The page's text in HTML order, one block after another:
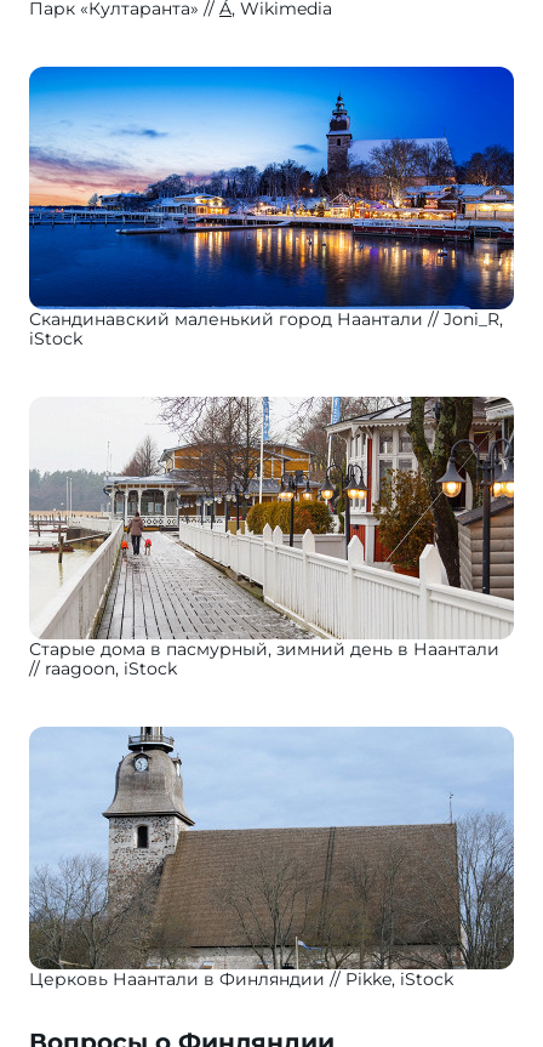
Парк «Култаранта» Á, Wikimedia
Скандинавский маленький город Наантали
Joni_R,
iStock
Старые дома в пасмурный, зимний день в Наантали
raagoon, iStock
Церковь Наантали в Финляндии Pikke, iStock